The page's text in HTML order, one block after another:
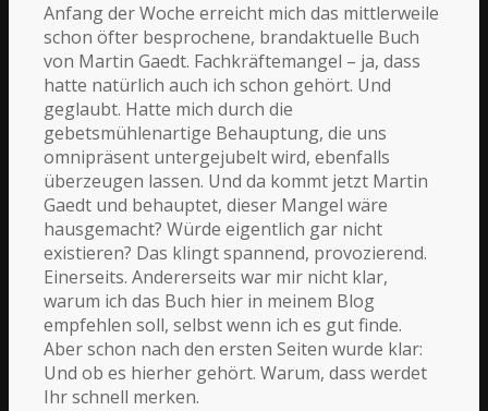
Anfang der Woche erreicht mich das mittlerweile
schon öfter besprochene, brandaktuelle Buch
von Martin Gaedt. Fachkräftemangel – ja, dass
hatte natürlich auch ich schon gehört. Und
geglaubt. Hatte mich durch die
gebetsmühlenartige Behauptung, die uns
omnipräsent untergejubelt wird, ebenfalls
überzeugen lassen. Und da kommt jetzt Martin
Gaedt und behauptet, dieser Mangel wäre
hausgemacht? Würde eigentlich gar nicht
existieren? Das klingt spannend, provozierend.
Einerseits. Andererseits war mir nicht klar,
warum ich das Buch hier in meinem Blog
empfehlen soll, selbst wenn ich es gut finde.
Aber schon nach den ersten Seiten wurde klar:
Und ob es hierher gehört. Warum, dass werdet
Ihr schnell merken.